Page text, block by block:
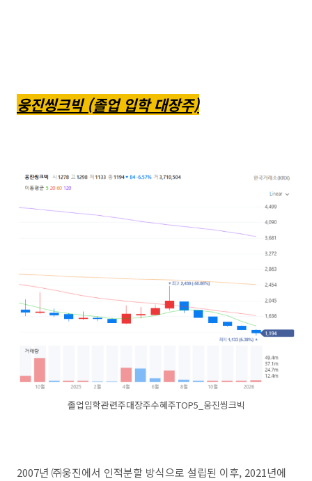
웅진씽크빅 (졸업 입학 대장주)
졸업입학관련주대장주수혜주TOP5_웅진씽크빅
2007년 ㈜웅진에서 인적분할 방식으로 설립된 이후, 2021년에